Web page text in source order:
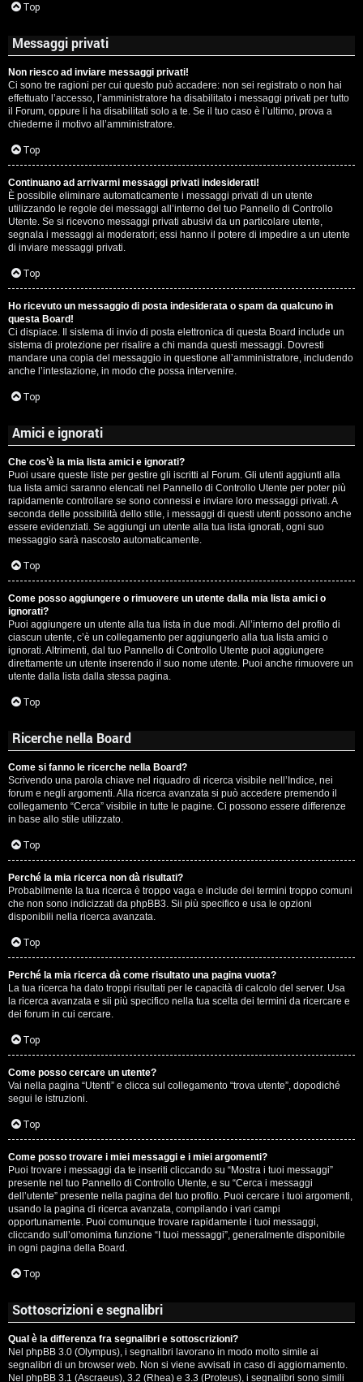
Top
Messaggi privati
Non riesco ad inviare messaggi privati!
Ci sono tre ragioni per cui questo può accadere: non sei registrato o non hai
effettuato l’accesso, l’amministratore ha disabilitato i messaggi privati per tutto
il Forum, oppure li ha disabilitati solo a te. Se il tuo caso è l’ultimo, prova a
chiederne il motivo all’amministratore.
Top
Continuano ad arrivarmi messaggi privati indesiderati!
È possibile eliminare automaticamente i messaggi privati ​​di un utente
utilizzando le regole dei messaggi all’interno del tuo Pannello di Controllo
Utente. Se si ricevono messaggi privati ​​abusivi da un particolare utente,
segnala i messaggi ai moderatori; essi hanno il potere di impedire a un utente
di inviare messaggi privati​​.
Top
Ho ricevuto un messaggio di posta indesiderata o spam da qualcuno in
questa Board!
Ci dispiace. Il sistema di invio di posta elettronica di questa Board include un
sistema di protezione per risalire a chi manda questi messaggi. Dovresti
mandare una copia del messaggio in questione all’amministratore, includendo
anche l’intestazione, in modo che possa intervenire.
Top
Amici e ignorati
Che cos’è la mia lista amici e ignorati?
Puoi usare queste liste per gestire gli iscritti al Forum. Gli utenti aggiunti alla
tua lista amici saranno elencati nel Pannello di Controllo Utente per poter più
rapidamente controllare se sono connessi e inviare loro messaggi privati. A
seconda delle possibilità dello stile, i messaggi di questi utenti possono anche
essere evidenziati. Se aggiungi un utente alla tua lista ignorati, ogni suo
messaggio sarà nascosto automaticamente.
Top
Come posso aggiungere o rimuovere un utente dalla mia lista amici o
ignorati?
Puoi aggiungere un utente alla tua lista in due modi. All’interno del profilo di
ciascun utente, c’è un collegamento per aggiungerlo alla tua lista amici o
ignorati. Altrimenti, dal tuo Pannello di Controllo Utente puoi aggiungere
direttamente un utente inserendo il suo nome utente. Puoi anche rimuovere un
utente dalla lista dalla stessa pagina.
Top
Ricerche nella Board
Come si fanno le ricerche nella Board?
Scrivendo una parola chiave nel riquadro di ricerca visibile nell’Indice, nei
forum e negli argomenti. Alla ricerca avanzata si può accedere premendo il
collegamento “Cerca” visibile in tutte le pagine. Ci possono essere differenze
in base allo stile utilizzato.
Top
Perché la mia ricerca non dà risultati?
Probabilmente la tua ricerca è troppo vaga e include dei termini troppo comuni
che non sono indicizzati da phpBB3. Sii più specifico e usa le opzioni
disponibili nella ricerca avanzata.
Top
Perché la mia ricerca dà come risultato una pagina vuota?
La tua ricerca ha dato troppi risultati per le capacità di calcolo del server. Usa
la ricerca avanzata e sii più specifico nella tua scelta dei termini da ricercare e
dei forum in cui cercare.
Top
Come posso cercare un utente?
Vai nella pagina “Utenti” e clicca sul collegamento “trova utente”, dopodiché
segui le istruzioni.
Top
Come posso trovare i miei messaggi e i miei argomenti?
Puoi trovare i messaggi da te inseriti cliccando su “Mostra i tuoi messaggi”
presente nel tuo Pannello di Controllo Utente, e su “Cerca i messaggi
dell’utente” presente nella pagina del tuo profilo. Puoi cercare i tuoi argomenti,
usando la pagina di ricerca avanzata, compilando i vari campi
opportunamente. Puoi comunque trovare rapidamente i tuoi messaggi,
cliccando sull’omonima funzione “I tuoi messaggi”, generalmente disponibile
in ogni pagina della Board.
Top
Sottoscrizioni e segnalibri
Qual è la differenza fra segnalibri e sottoscrizioni?
Nel phpBB 3.0 (Olympus), i segnalibri lavorano in modo molto simile ai
segnalibri di un browser web. Non si viene avvisati in caso di aggiornamento.
Nel phpBB 3.1 (Ascraeus), 3.2 (Rhea) e 3.3 (Proteus), i segnalibri sono simili